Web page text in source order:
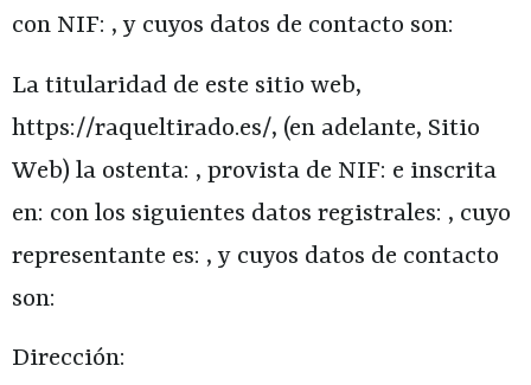
con NIF: , y cuyos datos de contacto son:
La titularidad de este sitio web,
https://raqueltirado.es/, (en adelante, Sitio
Web) la ostenta: , provista de NIF: e inscrita
en: con los siguientes datos registrales: , cuyo
representante es: , y cuyos datos de contacto
son:
Dirección: